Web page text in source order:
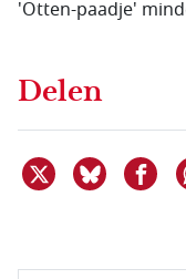
'Otten-paadje'
Delen
Deel dit item
Deel